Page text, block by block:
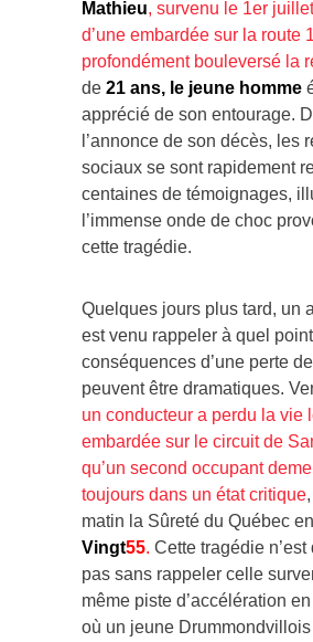
Mathieu, survenu le 1er
d’une embardée sur la route
profondément bouleversé la
de 21 ans, le jeune homme
apprécié de son entourage.
l’annonce de son décès, les
sociaux se sont rapidement
centaines de témoignages,
l’immense onde de choc
cette tragédie.
Quelques jours plus tard, un
est venu rappeler à quel
conséquences d’une perte
peuvent être dramatiques.
un conducteur a perdu la vie
embardée sur le circuit de
qu’un second occupant
toujours dans un état critique
matin la Sûreté du Québec
Vingt55. Cette tragédie n’est
pas sans rappeler celle
même piste d’accélération
où un jeune